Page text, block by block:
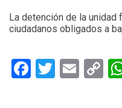
La detención de la
ciudadanos obligados a
Facebook
Twitter